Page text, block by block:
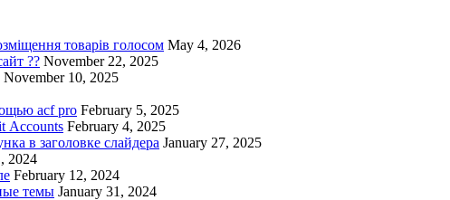
товарів голосом May 4, 2026
?? November 22, 2025
November 10, 2025
acf pro February 5, 2025
Accounts February 4, 2025
в заголовке слайдера January 27, 2025
2024
February 12, 2024
темы January 31, 2024